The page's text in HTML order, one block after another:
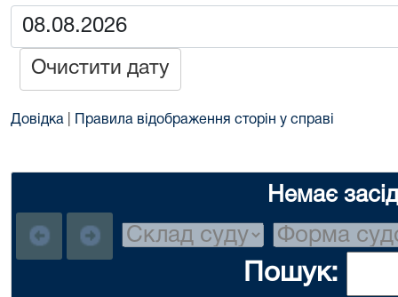
Очистити дату
Довідка Правила відображення сторін у справі
Немає
Пошук: